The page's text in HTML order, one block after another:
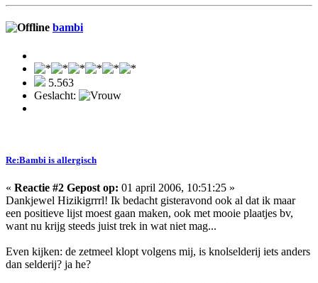
bambi
5.563
Geslacht:
Re:Bambi is allergisch
« Reactie #2 Gepost op: 01 april 2006, 10:51:25 »
Dankjewel Hizikigrrrl! Ik bedacht gisteravond ook al dat ik maar
een positieve lijst moest gaan maken, ook met mooie plaatjes bv,
want nu krijg steeds juist trek in wat niet mag...
Even kijken: de zetmeel klopt volgens mij, is knolselderij iets anders
dan selderij? ja he?